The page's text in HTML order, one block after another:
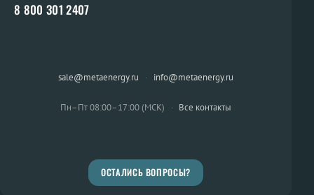
8 800 301 2407
sale@metaenergy.ru · info@metaenergy.ru
Пн–Пт 08:00–17:00 (МСК) · Все контакты
ОСТАЛИСЬ ВОПРОСЫ?